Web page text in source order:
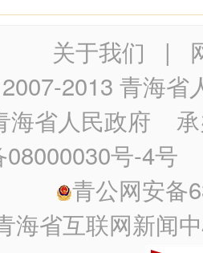
关于我们 |
2013 青海省
海省人民政府 承
号-4号
青公网安备
海省互联网新闻